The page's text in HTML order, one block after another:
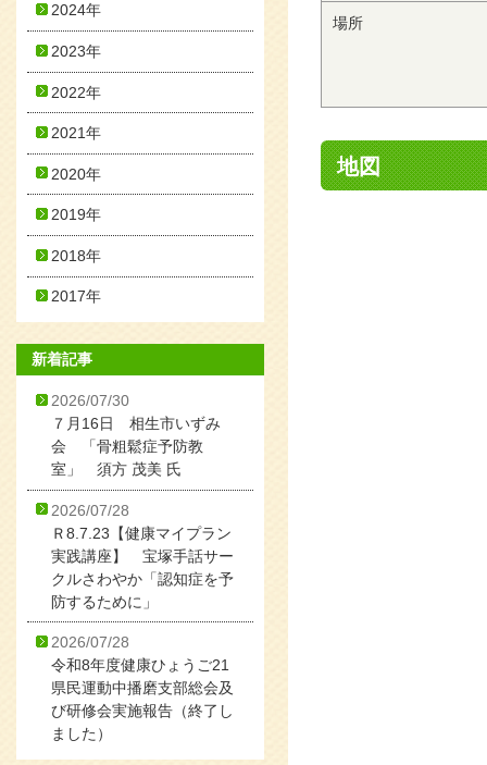
場所
地図
2024年
2023年
2022年
2021年
2020年
2019年
2018年
2017年
新着記事
2026/07/30
７月16日 相生市いずみ
会 「骨粗鬆症予防教
室」 須方 茂美 氏
2026/07/28
Ｒ8.7.23【健康マイプラン
実践講座】 宝塚手話サー
クルさわやか「認知症を予
防するために」
2026/07/28
令和8年度健康ひょうご21
県民運動中播磨支部総会及
び研修会実施報告（終了し
ました）